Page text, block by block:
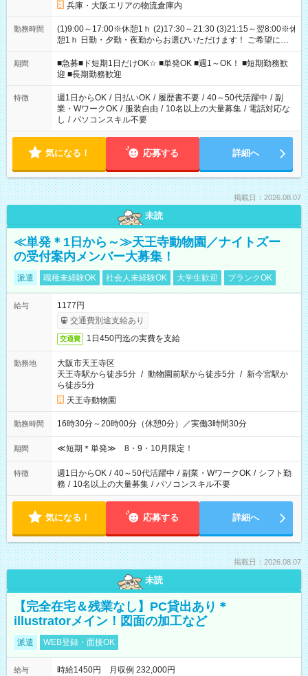
兵庫・大阪エリアの物流倉庫内
勤務時間
(1)9:00～17:00※休憩1ｈ (2)17:30～21:30 (3)21:15～翌8:00※休
憩1ｈ 日勤・夕勤・夜勤からお選びいただけます！ ご希望に合
わせて働けるお仕事です(*^^*) 【その他選べる勤務時間】 8-17
時/9-17時/9-18時/10-18時/11-21時/18-22時/20-翌4時/21-翌5
時/22-翌6時/0-翌8時 ご自身のご都合で選んで頂ける完全自由シ
フト！
期間
■急募■ド短期1日だけOK☆ ■単発OK ■週1～OK！ ■短期勤務歓
迎 ■長期勤務歓迎
特徴 週1日からOK / 日払いOK / 履歴書不要 / 40～50代活躍中 / 副
業・WワークOK / 服装自由 / 10名以上の大量募集 / 電話対応な
し / パソコンスキル不要
気になる！ 応募する 詳細へ
掲載日：2026.08.07
未読
≪単発＊1日から～≫天王寺動物園／ナイトズー
の受付案内メンバー大募集！
派遣 職種未経験OK 社会人未経験OK 大学生歓迎 ブランクOK
給与
1177円
交通費別途支給あり
交通費 1日450円迄の実費を支給
勤務地
大阪市天王寺区
天王寺駅から徒歩5分 / 動物園前駅から徒歩5分 / 新今宮駅か
ら徒歩5分
天王寺動物園
勤務時間 16時30分～20時00分（休憩0分）／実働3時間30分
期間 ≪短期＊単発≫ 8・9・10月限定！
特徴 週1日からOK / 40～50代活躍中 / 副業・WワークOK / シフト勤
務 / 10名以上の大量募集 / パソコンスキル不要
気になる！ 応募する 詳細へ
掲載日：2026.08.07
未読
【完全在宅＆残業なし】PC貸出あり＊
illustratorメイン！図面の加工など
派遣 WEB登録・面接OK
給与 時給1450円 月収例 232,000円